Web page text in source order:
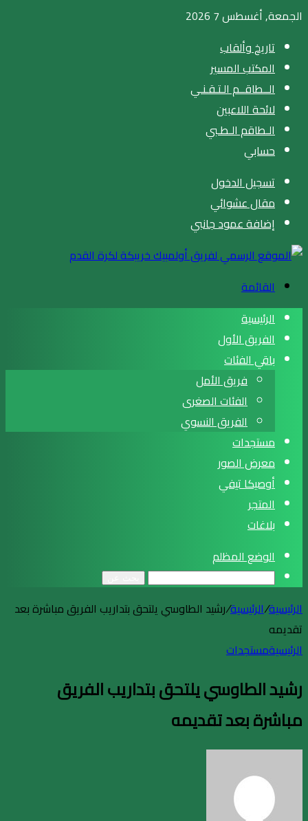
الجمعة, أغسطس 7 2026
تاريخ وألقاب
المكتب المسير
الــطاقــم الـتـقـنـي
لائحة اللاعبين
الـطاقم الـطـبي
حسابي
تسجيل الدخول
مقال عشوائي
إضافة عمود جانبي
القائمة
الرئيسية
الفريق الأول
باقي الفئات
فريق الأمل
الفئات الصغرى
الفريق النسوي
مستجدات
معرض الصور
أوصيكا تيفي
المتجر
بلاغات
الوضع المظلم
الرئيسية/الرئيسية/رشيد الطاوسي يلتحق بتداريب الفريق مباشرة بعد
تقديمه
الرئيسيةمستجدات
رشيد الطاوسي يلتحق بتداريب الفريق
مباشرة بعد تقديمه